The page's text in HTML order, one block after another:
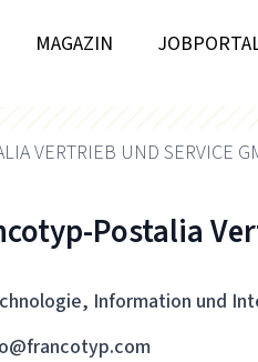
MAGAZIN
VERTRIEB UND SERVICE
Postalia
Information und